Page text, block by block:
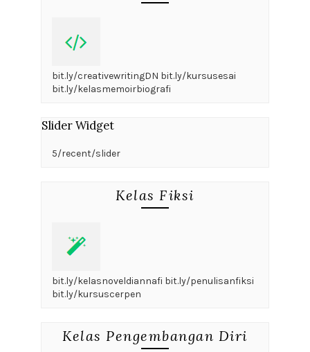
bit.ly/creativewritingDN bit.ly/kursusesai
bit.ly/kelasmemoirbiografi
Slider Widget
5/recent/slider
Kelas Fiksi
bit.ly/kelasnoveldiannafi bit.ly/penulisanfiksi
bit.ly/kursuscerpen
Kelas Pengembangan Diri